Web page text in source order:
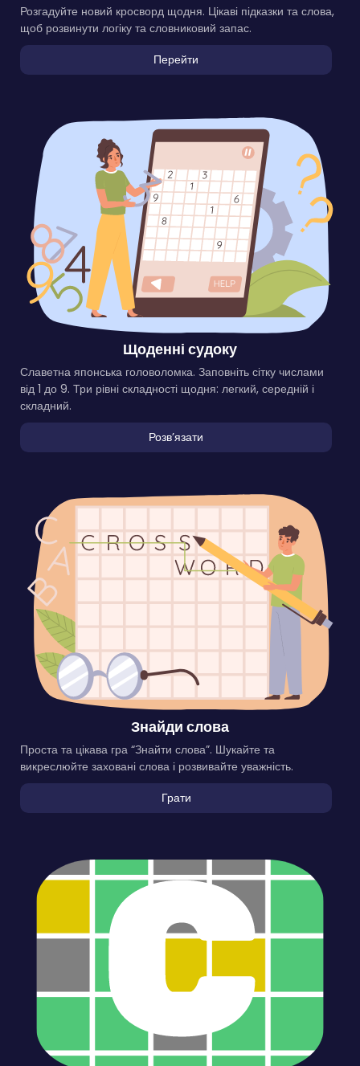
Розгадуйте новий кросворд щодня. Цікаві підказки та слова,
щоб розвинути логіку та словниковий запас.
Перейти
Щоденні судоку
Славетна японська головоломка. Заповніть сітку числами
від 1 до 9. Три рівні складності щодня: легкий, середній і
складний.
Розвʼязати
Знайди слова
Проста та цікава гра “Знайти слова”. Шукайте та
викреслюйте заховані слова і розвивайте уважність.
Грати